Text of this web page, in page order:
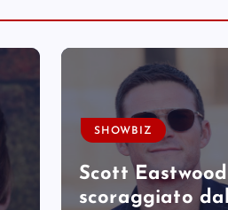
SHOWBIZ
Scott
scoraggiato dal